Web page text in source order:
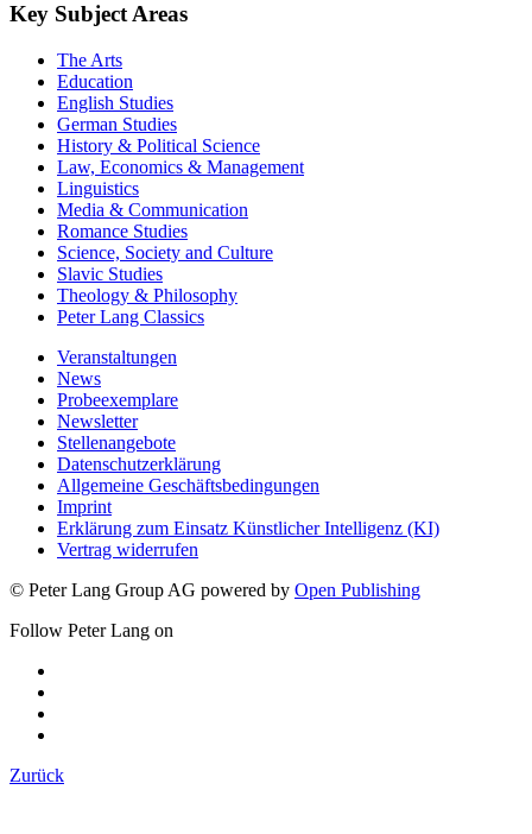
Key Subject Areas
The Arts
Education
English Studies
German Studies
History & Political Science
Law, Economics & Management
Linguistics
Media & Communication
Romance Studies
Science, Society and Culture
Slavic Studies
Theology & Philosophy
Peter Lang Classics
Veranstaltungen
News
Probeexemplare
Newsletter
Stellenangebote
Datenschutzerklärung
Allgemeine Geschäftsbedingungen
Imprint
Erklärung zum Einsatz Künstlicher Intelligenz (KI)
Vertrag widerrufen
© Peter Lang Group AG powered by Open Publishing
Follow Peter Lang on
Zurück